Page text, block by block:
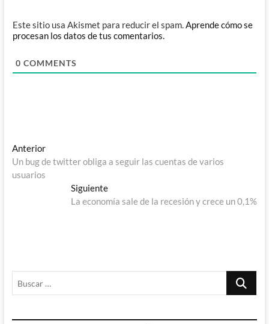
Este sitio usa Akismet para reducir el spam.Aprende cómo se
procesan los datos de tus comentarios.
0 COMMENTS
Navegación
de
entradas
AnteriorEntrada
anterior:
Un bug de twitter obliga a seguir las cuentas de varios
usuarios
SiguienteEntrada
siguiente:
La economía sale de la recesión y crece un 0,1%
Buscar